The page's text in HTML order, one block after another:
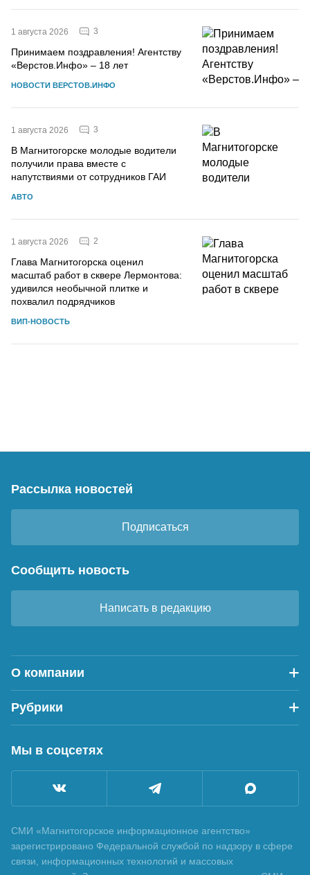
1 августа 2026 3
Принимаем поздравления! Агентству
«Верстов.Инфо» – 18 лет
НОВОСТИ ВЕРСТОВ.ИНФО
1 августа 2026 3
В Магнитогорске молодые водители
получили права вместе с
напутствиями от сотрудников ГАИ
АВТО
1 августа 2026 2
Глава Магнитогорска оценил
масштаб работ в сквере Лермонтова:
удивился необычной плитке и
похвалил подрядчиков
ВИП-НОВОСТЬ
Рассылка новостей
Подписаться
Сообщить новость
Написать в редакцию
О компании
Рубрики
Мы в соцсетях
СМИ «Магнитогорское информационное агентство»
зарегистрировано Федеральной службой по надзору в сфере
связи, информационных технологий и массовых